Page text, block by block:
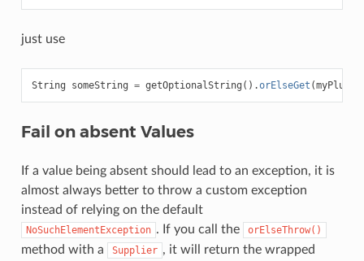
just use
String someString = getOptionalString ().orElseGet (myPlugin
Fail on absent Values
If a value being absent should lead to an exception, it is
almost always better to throw a custom exception
instead of relying on the default
NoSuchElementException . If you call the orElseThrow()
method with a Supplier , it will return the wrapped